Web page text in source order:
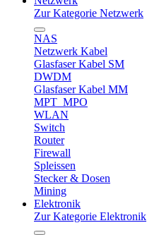
Zur Kategorie Netzwerk
NAS
Netzwerk Kabel
Glasfaser Kabel SM
DWDM
Glasfaser Kabel MM
MPT_MPO
WLAN
Switch
Router
Firewall
Spleissen
Stecker & Dosen
Mining
Elektronik
Zur Kategorie Elektronik